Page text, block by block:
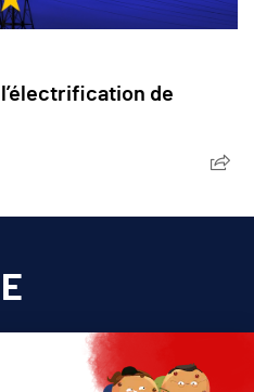
de
privilégié à tous
site.